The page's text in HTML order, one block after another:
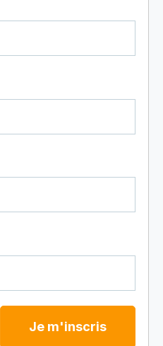
Je m'inscris